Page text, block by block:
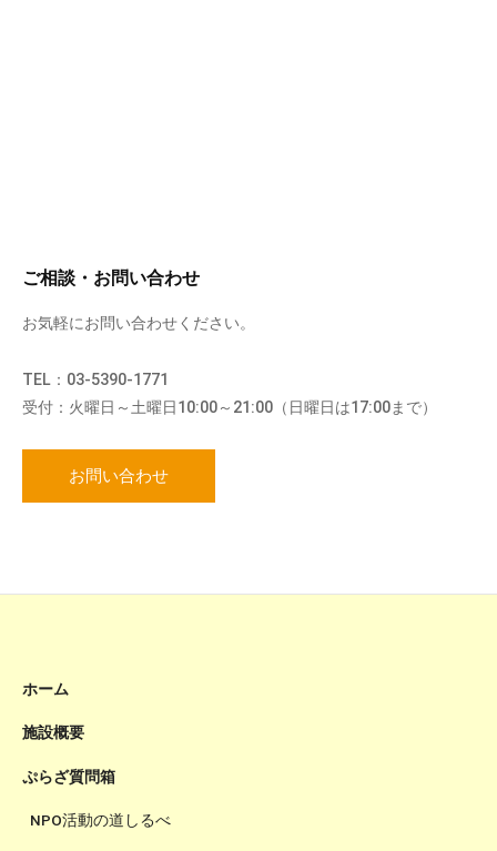
ご相談・お問い合わせ
お気軽にお問い合わせください。
TEL：03-5390-1771
受付：火曜日～土曜日10:00～21:00（日曜日は17:00まで）
お問い合わせ
ホーム
施設概要
ぷらざ質問箱
NPO活動の道しるべ